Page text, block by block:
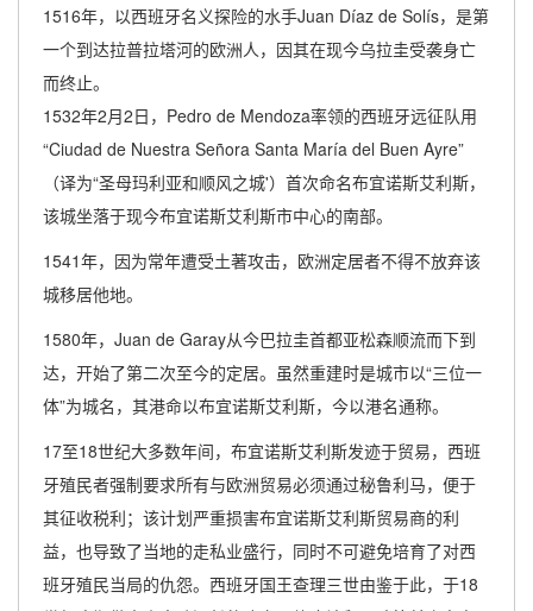
1516年，以西班牙名义探险的水手Juan Díaz de Solís，是第
一个到达拉普拉塔河的欧洲人，因其在现今乌拉圭受袭身亡
而终止。
1532年2月2日，Pedro de Mendoza率领的西班牙远征队用
“Ciudad de Nuestra Señora Santa María del Buen Ayre”
（译为“圣母玛利亚和顺风之城'）首次命名布宜诺斯艾利斯，
该城坐落于现今布宜诺斯艾利斯市中心的南部。
1541年，因为常年遭受土著攻击，欧洲定居者不得不放弃该
城移居他地。
1580年，Juan de Garay从今巴拉圭首都亚松森顺流而下到
达，开始了第二次至今的定居。虽然重建时是城市以“三位一
体”为城名，其港命以布宜诺斯艾利斯，今以港名通称。
17至18世纪大多数年间，布宜诺斯艾利斯发迹于贸易，西班
牙殖民者强制要求所有与欧洲贸易必须通过秘鲁利马，便于
其征收税利；该计划严重损害布宜诺斯艾利斯贸易商的利
益，也导致了当地的走私业盛行，同时不可避免培育了对西
班牙殖民当局的仇怨。西班牙国王查理三世由鉴于此，于18